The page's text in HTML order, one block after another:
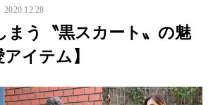
2020.12.28
まう〝黒スカート〟の魅
イテム】